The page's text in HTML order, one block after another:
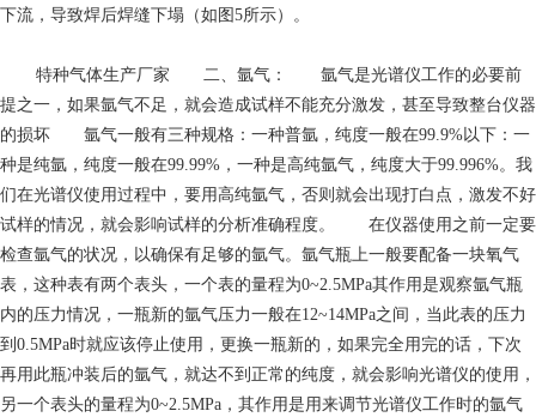
下流，导致焊后焊缝下塌（如图5所示）。
特种气体生产厂家 二、氩气： 氩气是光谱仪工作的必要前
提之一，如果氩气不足，就会造成试样不能充分激发，甚至导致整台仪器
的损坏 氩气一般有三种规格：一种普氩，纯度一般在99.9%以下：一
种是纯氩，纯度一般在99.99%，一种是高纯氩气，纯度大于99.996%。我
们在光谱仪使用过程中，要用高纯氩气，否则就会出现打白点，激发不好
试样的情况，就会影响试样的分析准确程度。 在仪器使用之前一定要
检查氩气的状况，以确保有足够的氩气。氩气瓶上一般要配备一块氧气
表，这种表有两个表头，一个表的量程为0~2.5MPa其作用是观察氩气瓶
内的压力情况，一瓶新的氩气压力一般在12~14MPa之间，当此表的压力
到0.5MPa时就应该停止使用，更换一瓶新的，如果完全用完的话，下次
再用此瓶冲装后的氩气，就达不到正常的纯度，就会影响光谱仪的使用，
另一个表头的量程为0~2.5MPa，其作用是用来调节光谱仪工作时的氩气